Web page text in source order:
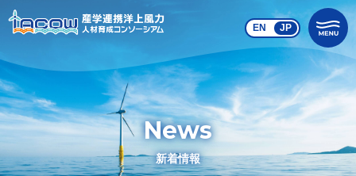
EN JP
News
新着情報